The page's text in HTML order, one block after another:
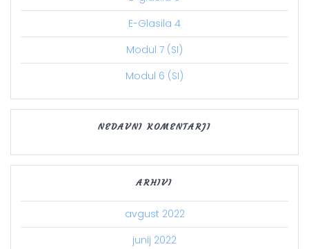
E-Glasila 4
Modul 7 (SI)
Modul 6 (SI)
NEDAVNI KOMENTARJI
ARHIVI
avgust 2022
junij 2022